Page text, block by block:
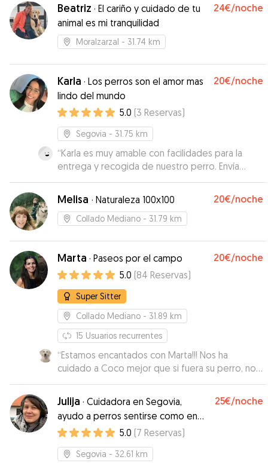
Beatriz · El cariño y cuidado de tu
animal es mi tranquilidad
24€/noche
Moralzarzal - 31.74 km
Karla · Los perros son el amor mas
lindo del mundo
20€/noche
5.0 (3 Reservas)
Segovia - 31.75 km
“Karla es muy amable con facilidades para la
entrega y recogida de nuestro perro. Envía
fotos y en ellas el perro estaba muy relajado
con la sensación de estar muy a gusto. Yo la
tendré en cuenta si tengo que dejar a mi perro
en otra ocasión.”
Melisa · Naturaleza 100x100 20€/noche
Collado Mediano - 31.79 km
Marta · Paseos por el campo 20€/noche
5.0 (84 Reservas)
Super Sitter
Collado Mediano - 31.89 km
15 Usuarios recurrentes
“Estamos encantados con Marta!!! Nos ha
cuidado a Coco mejor que si fuera su perro, nos
manda todos los días vídeos y fotos de lo que
hace Coco a diario y está pendiente en todo
momento de cualquier cosa relacionada con él y
su bienestar. Marta es una persona excepcional,
que está súper pendiente de todo y estamos
encantados con ella y toda su familia!!!!
Julija · Cuidadora en Segovia,
ayudo a perros sentirse como en
casa. Tambien hablo ingles y ruso.
25€/noche
5.0 (7 Reservas)
Segovia - 32.61 km